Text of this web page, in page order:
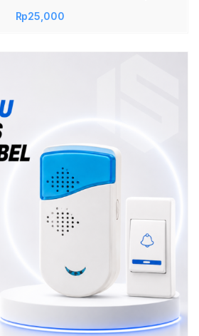
& Mudah Dibawa
Rp25,000